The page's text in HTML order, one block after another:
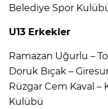
Belediye Spor
U13 Erkekler
Ramazan Uğurlu –
Doruk Bıçak –
Rüzgar Cem Kaval –
Kulübü